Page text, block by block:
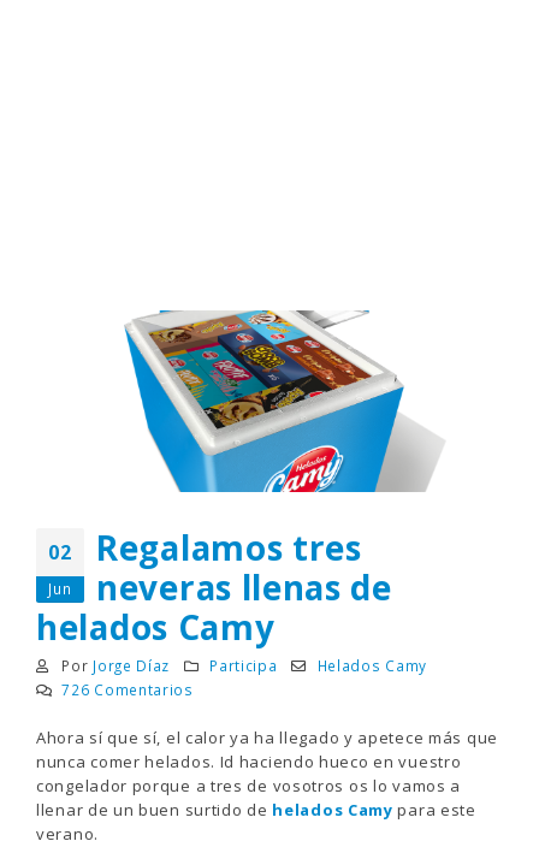
02
Jun
Regalamos tres
neveras llenas de
helados Camy
Por Jorge Díaz Participa
Helados Camy
726 Comentarios
Ahora sí que sí, el calor ya ha llegado y apetece más que
nunca comer helados. Id haciendo hueco en vuestro
congelador porque a tres de vosotros os lo vamos a
llenar de un buen surtido de helados Camy para este
verano.